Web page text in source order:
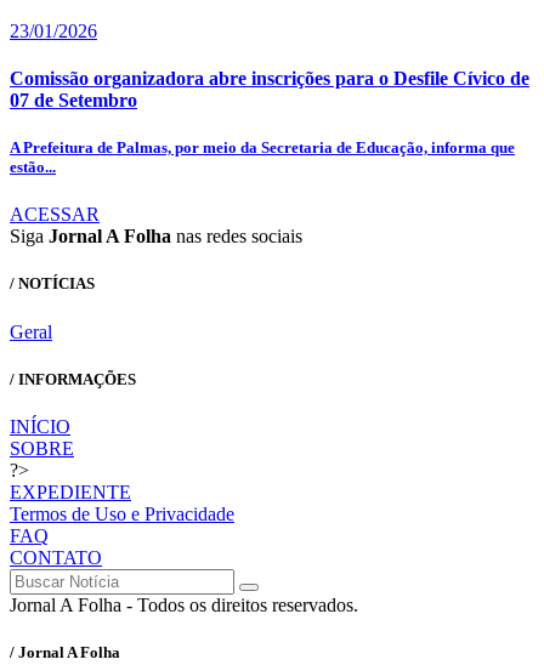
23/01/2026
Comissão organizadora abre inscrições para o Desfile Cívico de
07 de Setembro
A Prefeitura de Palmas, por meio da Secretaria de Educação, informa que
estão...
ACESSAR
Siga Jornal A Folha nas redes sociais
/ NOTÍCIAS
Geral
/ INFORMAÇÕES
INÍCIO
SOBRE
?>
EXPEDIENTE
Termos de Uso e Privacidade
FAQ
CONTATO
Jornal A Folha - Todos os direitos reservados.
/ Jornal A Folha